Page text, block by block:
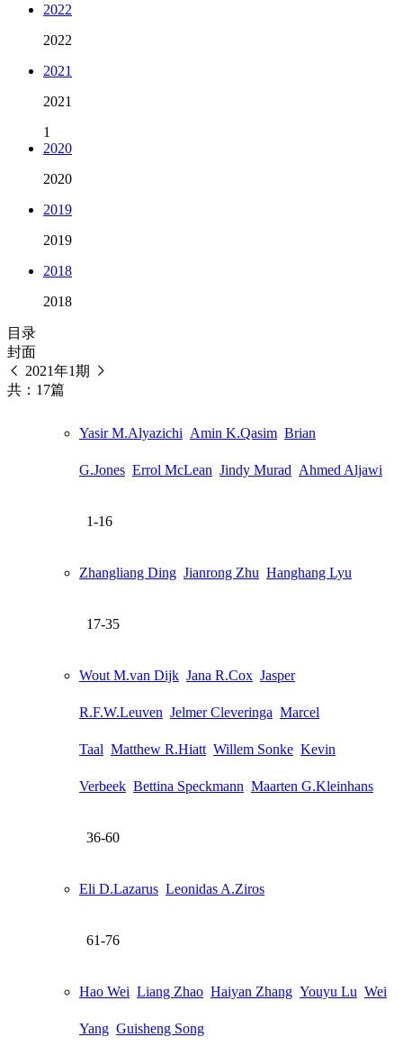
2022
2022
2021
2021
1
2020
2020
2019
2019
2018
2018
目录
封面
2021年1期
共：17篇
Yasir M.Alyazichi Amin K.Qasim Brian
G.Jones Errol McLean Jindy Murad Ahmed Aljawi
1-16
Zhangliang Ding Jianrong Zhu Hanghang Lyu
17-35
Wout M.van Dijk Jana R.Cox Jasper
R.F.W.Leuven Jelmer Cleveringa Marcel
Taal Matthew R.Hiatt Willem Sonke Kevin
Verbeek Bettina Speckmann Maarten G.Kleinhans
36-60
Eli D.Lazarus Leonidas A.Ziros
61-76
Hao Wei Liang Zhao Haiyan Zhang Youyu Lu Wei
Yang Guisheng Song